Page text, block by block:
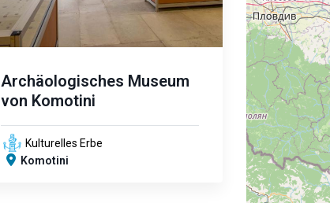
Archäologisches Museum
von Komotini
Kulturelles Erbe
Komotini